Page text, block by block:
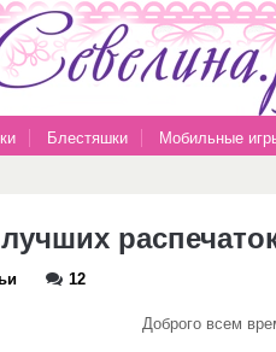
Блестяшки Мобильные
12
Доброго всем